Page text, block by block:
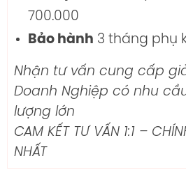
700.000
Bảo hành 3 tháng phụ
Nhận tư vấn cung cấp
Doanh Nghiệp có nhu
lượng lớn
CAM KẾT TƯ VẤN 1:1 –
NHẤT